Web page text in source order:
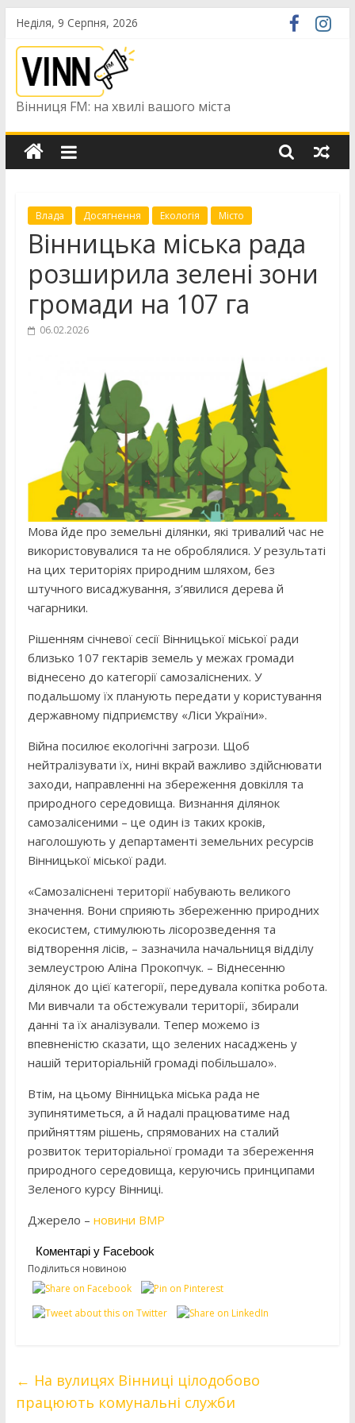
Skip
content
Неділя, 9 Серпня, 2026
Вінниця FM: на хвилі вашого міста
Влада Досягнення Екологія Місто
Вінницька міська рада
розширила зелені зони
громади на 107 га
06.02.2026
Мова йде про земельні ділянки, які тривалий час не
використовувалися та не оброблялися. У результаті
на цих територіях природним шляхом, без
штучного висаджування, з’явилися дерева й
чагарники.
Рішенням січневої сесії Вінницької міської ради
близько 107 гектарів земель у межах громади
віднесено до категорії самозаліснених. У
подальшому їх планують передати у користування
державному підприємству «Ліси України».
Війна посилює екологічні загрози. Щоб
нейтралізувати їх, нині вкрай важливо здійснювати
заходи, направленні на збереження довкілля та
природного середовища. Визнання ділянок
самозалісеними – це один із таких кроків,
наголошують у департаменті земельних ресурсів
Вінницької міської ради.
«Самозаліснені території набувають великого
значення. Вони сприяють збереженню природних
екосистем, стимулюють лісорозведення та
відтворення лісів, – зазначила начальниця відділу
землеустрою Аліна Прокопчук. – Віднесенню
ділянок до цієї категорії, передувала копітка робота.
Ми вивчали та обстежували території, збирали
данні та їх аналізували. Тепер можемо із
впевненістю сказати, що зелених насаджень у
нашій територіальній громаді побільшало».
Втім, на цьому Вінницька міська рада не
зупинятиметься, а й надалі працюватиме над
прийняттям рішень, спрямованих на сталий
розвиток територіальної громади та збереження
природного середовища, керуючись принципами
Зеленого курсу Вінниці.
Джерело – новини ВМР
Коментарі у Facebook
Поділиться новиною
← На вулицях Вінниці цілодобово
працюють комунальні служби